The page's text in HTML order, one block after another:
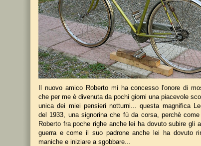
Il nuovo amico Roberto mi ha concesso l'onore di
che per me è divenuta da pochi giorni una piacevole
unica dei miei pensieri notturni... questa magnifica
del 1933, una signorina che fù da corsa, perchè
Roberto fra poche righe anche lei ha dovuto subire gli
guerra e come il suo padrone anche lei ha dovuto
maniche e iniziare a sgobbare...